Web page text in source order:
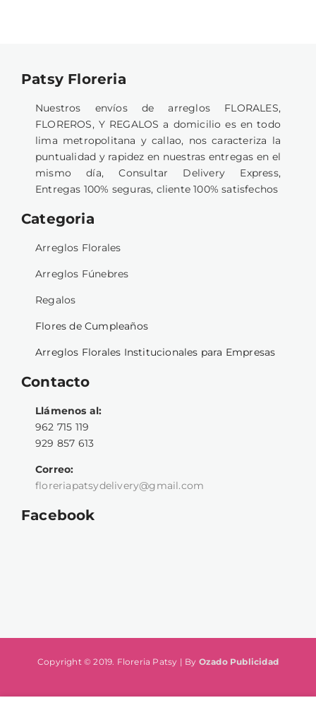
Patsy Floreria
Nuestros envíos de arreglos FLORALES,
FLOREROS, Y REGALOS a domicilio es en todo
lima metropolitana y callao, nos caracteriza la
puntualidad y rapidez en nuestras entregas en el
mismo día, Consultar Delivery Express,
Entregas 100% seguras, cliente 100% satisfechos
Categoria
Arreglos Florales
Arreglos Fúnebres
Regalos
Flores de Cumpleaños
Arreglos Florales Institucionales para Empresas
Contacto
Llámenos al:
962 715 119
929 857 613
Correo:
floreriapatsydelivery@gmail.com
Facebook
Copyright © 2019. Floreria Patsy | By Ozado Publicidad